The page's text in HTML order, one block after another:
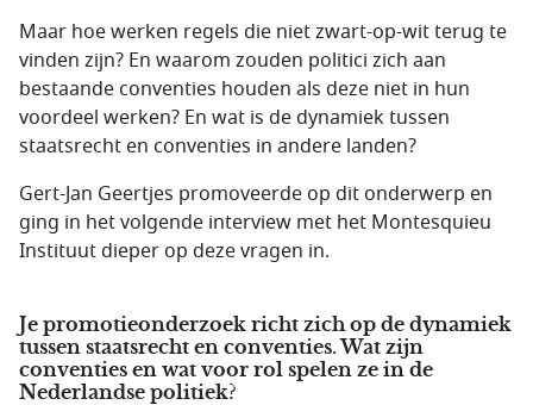
Maar hoe werken regels die niet zwart-op-wit terug te
vinden zijn? En waarom zouden politici zich aan
bestaande conventies houden als deze niet in hun
voordeel werken? En wat is de dynamiek tussen
staatsrecht en conventies in andere landen?
Gert-Jan Geertjes promoveerde op dit onderwerp en
ging in het volgende interview met het Montesquieu
Instituut dieper op deze vragen in.
Je promotieonderzoek richt zich op de dynamiek
tussen staatsrecht en conventies. Wat zijn
conventies en wat voor rol spelen ze in de
Nederlandse politiek?